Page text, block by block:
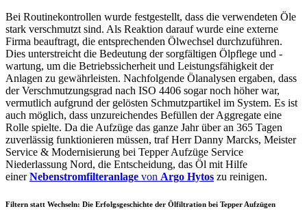
Bei Routinekontrollen wurde festgestellt, dass die verwendeten Öle
stark verschmutzt sind. Als Reaktion darauf wurde eine externe
Firma beauftragt, die entsprechenden Ölwechsel durchzuführen.
Dies unterstreicht die Bedeutung der sorgfältigen Ölpflege und -
wartung, um die Betriebssicherheit und Leistungsfähigkeit der
Anlagen zu gewährleisten. Nachfolgende Ölanalysen ergaben, dass
der Verschmutzungsgrad nach ISO 4406 sogar noch höher war,
vermutlich aufgrund der gelösten Schmutzpartikel im System. Es ist
auch möglich, dass unzureichendes Befüllen der Aggregate eine
Rolle spielte. Da die Aufzüge das ganze Jahr über an 365 Tagen
zuverlässig funktionieren müssen, traf Herr Danny Marcks, Meister
Service & Modernisierung bei Tepper Aufzüge Service
Niederlassung Nord, die Entscheidung, das Öl mit Hilfe
einerNebenstromfilteranlage von Argo Hytos zu reinigen.
Filtern statt Wechseln: Die Erfolgsgeschichte der Ölfiltration bei Tepper Aufzügen